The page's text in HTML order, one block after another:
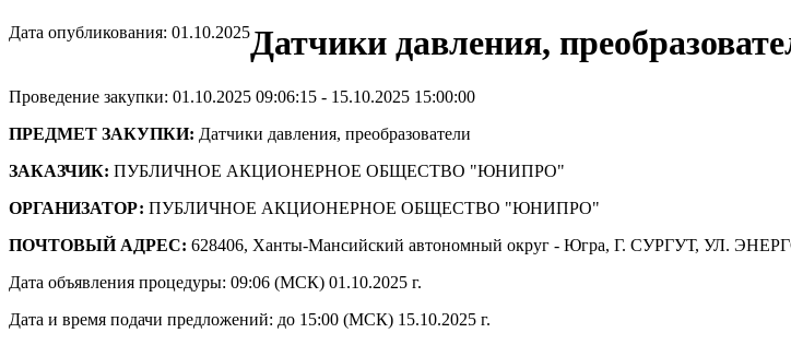
Дата опубликования: 01.10.2025Датчики давления,
Проведение закупки: 01.10.2025 09:06:15 - 15.10.2025 15:00:00
ПРЕДМЕТ ЗАКУПКИ: Датчики давления, преобразователи
ЗАКАЗЧИК: ПУБЛИЧНОЕ АКЦИОНЕРНОЕ ОБЩЕСТВО "ЮНИПРО"
ОРГАНИЗАТОР: ПУБЛИЧНОЕ АКЦИОНЕРНОЕ ОБЩЕСТВО "ЮНИПРО"
ПОЧТОВЫЙ АДРЕС: 628406, Ханты-Мансийский автономный округ - Югра, Г. СУРГУТ, УЛ.
Дата объявления процедуры: 09:06 (МСК) 01.10.2025 г.
Дата и время подачи предложений: до 15:00 (МСК) 15.10.2025 г.